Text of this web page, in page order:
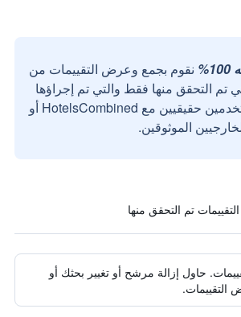
نقوم بجمع وعرض التقييمات من
تم التحقق منها فقط والتي تم إجراؤها
بواسطة مستخدمين حقيقيين مع HotelsCombined أو
الموثوقين.
حاول إزالة مرشح أو تغيير بحثك أو